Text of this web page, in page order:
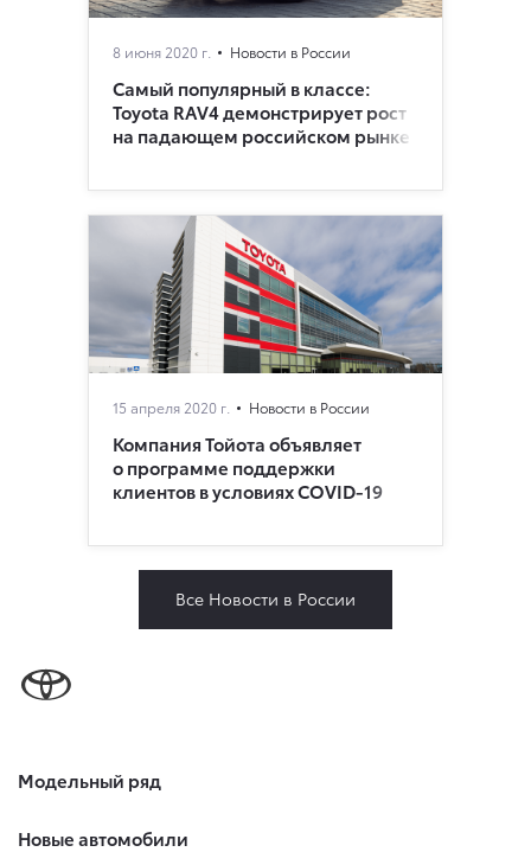
8 июня 2020 г. Новости в России
Самый популярный в классе:
Toyota RAV4 демонстрирует рост
на падающем российском рынке
15 апреля 2020 г. Новости в России
Компания Тойота объявляет
о программе поддержки
клиентов в условиях COVID-19
Все Новости в России
Модельный ряд
Новые автомобили